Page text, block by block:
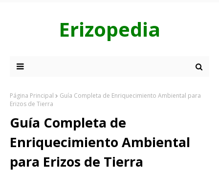
Erizopedia
Página Principal
Guía Completa de Enriquecimiento Ambiental para
Erizos de Tierra
Guía Completa de
Enriquecimiento Ambiental
para Erizos de Tierra